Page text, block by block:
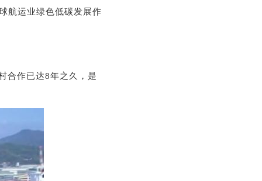
航运业绿色低碳发展作
合作已达8年之久，是